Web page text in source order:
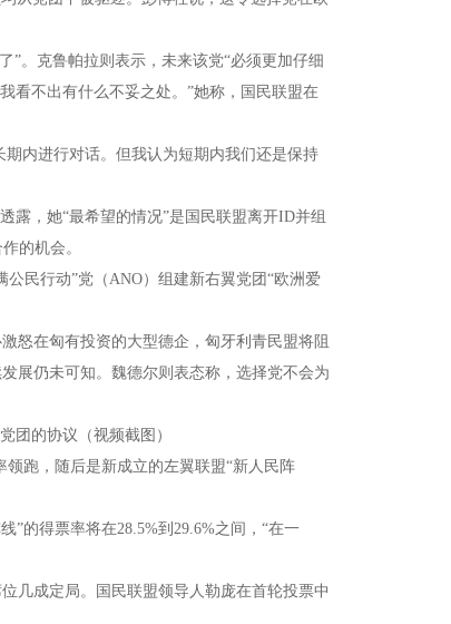
”。克鲁帕拉则表示，未来该党“必须更加仔细
看不出有什么不妥之处。”她称，国民联盟在
内进行对话。但我认为短期内我们还是保持
露，她“最希望的情况”是国民联盟离开ID并组
的机会。
民行动”党（ANO）组建新右翼党团“欧洲爱
怒在匈有投资的大型德企，匈牙利青民盟将阻
展仍未可知。魏德尔则表态称，选择党不会为
团的协议（视频截图）
跑，随后是新成立的左翼联盟“新人民阵
”的得票率将在28.5%到29.6%之间，“在一
几成定局。国民联盟领导人勒庞在首轮投票中